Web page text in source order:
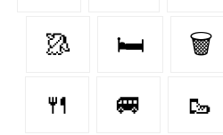
🥻 🛏 🗑️
🍴 🚐 🥾